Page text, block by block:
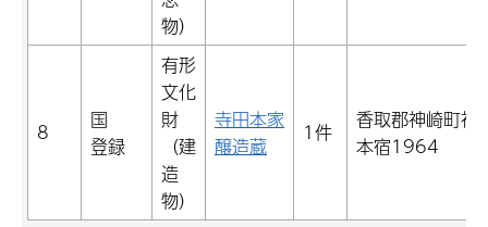
物）
8
国
登録
有形
文化
財
（建
造
物）
寺田本家
醸造蔵
1件
香取郡神崎町神
本宿1964